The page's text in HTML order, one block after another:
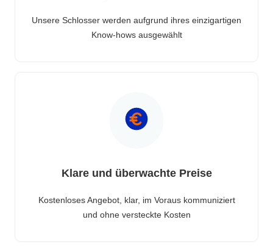
Unsere Schlosser werden aufgrund ihres einzigartigen
Know-hows ausgewählt
Klare und überwachte Preise
Kostenloses Angebot, klar, im Voraus kommuniziert
und ohne versteckte Kosten